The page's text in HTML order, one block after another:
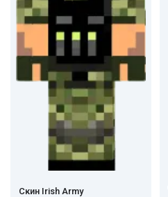
Скин Irish Army